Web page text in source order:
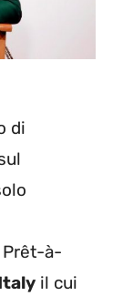
di
à-
il cui